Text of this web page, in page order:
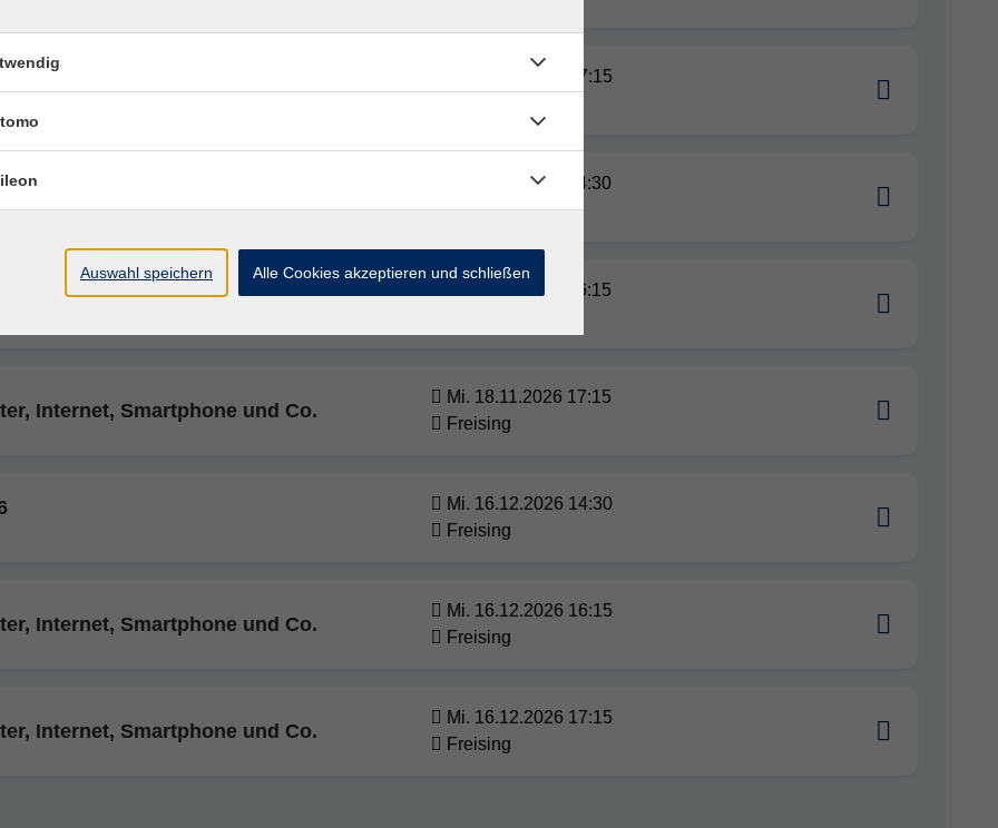
Internet, Smartphone und Co.
Mi. 14.10.2026 17:15
Mi. 18.11.2026 14:30
Freising
Internet, Smartphone und Co.
Mi. 18.11.2026 16:15
Internet, Smartphone und Co.
Mi. 18.11.2026 17:15
Freising
Mi. 16.12.2026 14:30
Freising
Internet, Smartphone und Co.
Mi. 16.12.2026 16:15
Freising
Internet, Smartphone und Co.
Mi. 16.12.2026 17:15
Freising
Auswahl speichern Alle Cookies akzeptieren und schließen